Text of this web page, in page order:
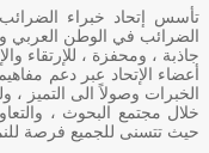
الضرائب في الوطن العربي
جاذبة ، ومحفزة ، للإرتقاء
أعضاء الإتحاد عبر دعم
الخبرات وصولاً الى التميز
خلال مجتمع البحوث ،
حيث تتسنى للجميع فرصة